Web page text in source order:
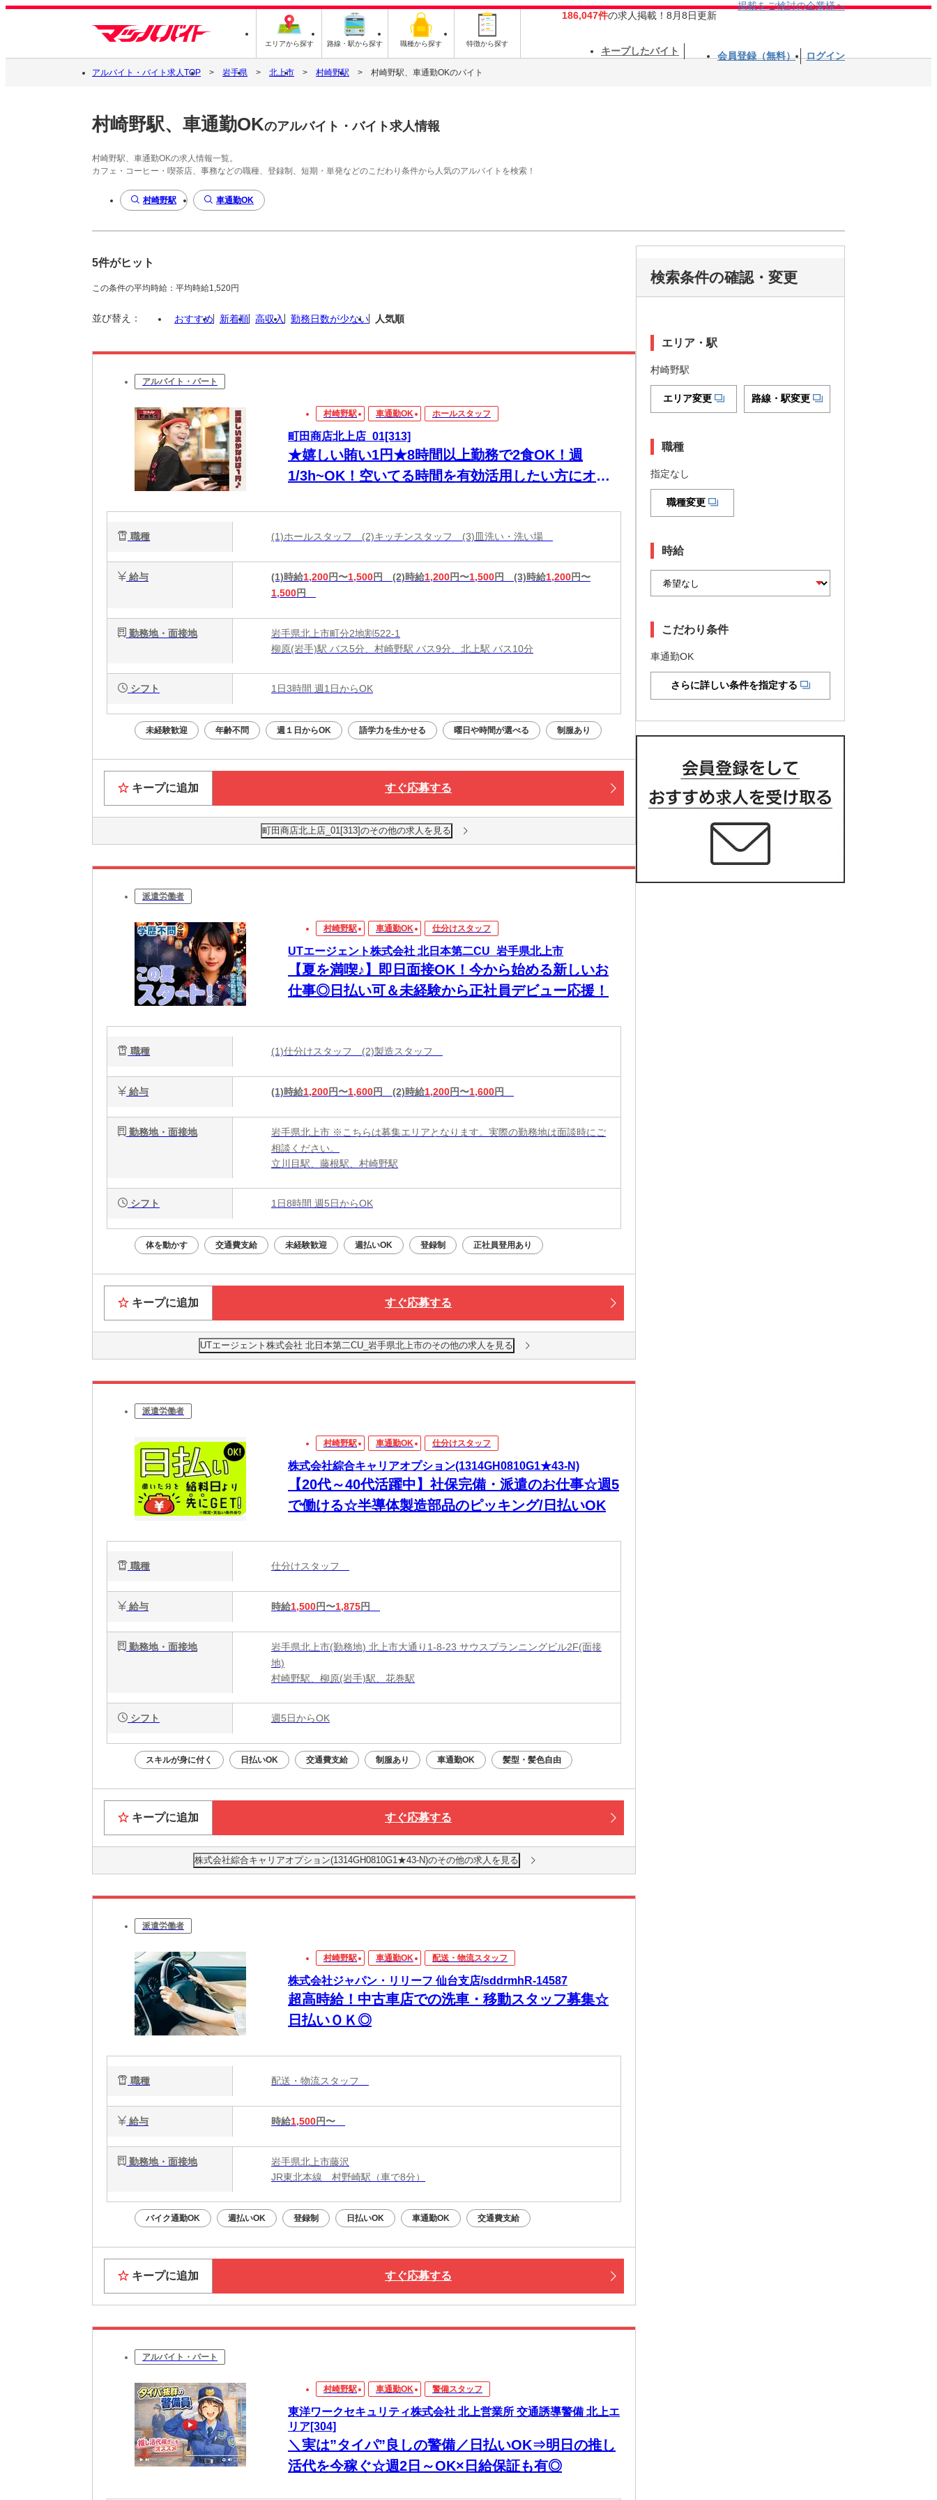
エリアから探す 路線・駅から探す 職種から探す 特徴から探す
186,047件の求人掲載！8月8日更新
掲載をご検討の企業様へ
キープしたバイト 会員登録（無料） ログイン
アルバイト・バイト求人TOP 岩手県 北上市 村崎野駅 村崎野駅、車通勤OKのバイト
村崎野駅、車通勤OKのアルバイト・バイト求人情報
村崎野駅、車通勤OKの求人情報一覧。
カフェ・コーヒー・喫茶店、事務などの職種、登録制、短期・単発などのこだわり条件から人気のアルバイトを検索！
村崎野駅 車通勤OK
5件がヒット
この条件の平均時給：平均時給1,520円
並び替え： おすすめ 新着順 高収入 勤務日数が少ない 人気順
アルバイト・パート
村崎野駅 車通勤OK ホールスタッフ
町田商店北上店_01[313]
★嬉しい賄い1円★8時間以上勤務で2食OK！週
1/3h~OK！空いてる時間を有効活用したい方にオス
職種 (1)ホールスタッフ (2)キッチンスタッフ (3)皿洗い・洗い場
給与 (1)時給1,200円〜1,500円 (2)時給1,200円〜1,500円 (3)時給1,200円〜
1,500円
勤務地・面接地
岩手県北上市町分2地割522-1
柳原(岩手)駅 バス5分、村崎野駅 バス9分、北上駅 バス10分
シフト 1日3時間 週1日からOK
未経験歓迎 年齢不問 週１日からOK 語学力を生かせる 曜日や時間が選べる 制服あり
キープに追加 すぐ応募する
町田商店北上店_01[313]のその他の求人を見る
派遣労働者
村崎野駅 車通勤OK 仕分けスタッフ
UTエージェント株式会社 北日本第二CU_岩手県北上市
【夏を満喫♪】即日面接OK！今から始める新しいお
仕事◎日払い可＆未経験から正社員デビュー応援！
職種 (1)仕分けスタッフ (2)製造スタッフ
給与 (1)時給1,200円〜1,600円 (2)時給1,200円〜1,600円
勤務地・面接地
岩手県北上市 ※こちらは募集エリアとなります。実際の勤務地は面談時にご
相談ください。
立川目駅、藤根駅、村崎野駅
シフト 1日8時間 週5日からOK
体を動かす 交通費支給 未経験歓迎 週払いOK 登録制 正社員登用あり
キープに追加 すぐ応募する
UTエージェント株式会社 北日本第二CU_岩手県北上市のその他の求人を見る
派遣労働者
村崎野駅 車通勤OK 仕分けスタッフ
株式会社綜合キャリアオプション(1314GH0810G1★43-N)
【20代～40代活躍中】社保完備・派遣のお仕事☆週5
で働ける☆半導体製造部品のピッキング/日払いOK
職種 仕分けスタッフ
給与 時給1,500円〜1,875円
勤務地・面接地
岩手県北上市(勤務地) 北上市大通り1-8-23 サウスプランニングビル2F(面接
地)
村崎野駅、柳原(岩手)駅、花巻駅
シフト 週5日からOK
スキルが身に付く 日払いOK 交通費支給 制服あり 車通勤OK 髪型・髪色自由
キープに追加 すぐ応募する
株式会社綜合キャリアオプション(1314GH0810G1★43-N)のその他の求人を見る
派遣労働者
村崎野駅 車通勤OK 配送・物流スタッフ
株式会社ジャパン・リリーフ 仙台支店/sddrmhR-14587
超高時給！中古車店での洗車・移動スタッフ募集☆
日払いＯＫ◎
職種 配送・物流スタッフ
給与 時給1,500円〜
勤務地・面接地
岩手県北上市藤沢
JR東北本線 村野崎駅（車で8分）
バイク通勤OK 週払いOK 登録制 日払いOK 車通勤OK 交通費支給
キープに追加 すぐ応募する
アルバイト・パート
村崎野駅 車通勤OK 警備スタッフ
東洋ワークセキュリティ株式会社 北上営業所 交通誘導警備 北上エ
リア[304]
＼実は”タイパ”良しの警備／日払いOK⇒明日の推し
活代を今稼ぐ☆週2日～OK×日給保証も有◎
検索条件の確認・変更
エリア・駅
村崎野駅
エリア変更 路線・駅変更
職種
指定なし
職種変更
時給
こだわり条件
車通勤OK
さらに詳しい条件を指定する